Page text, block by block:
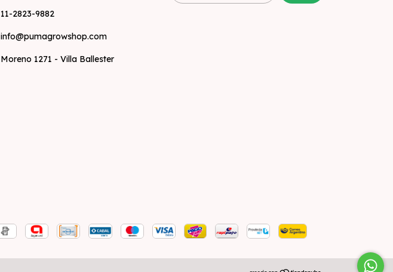
11-2823-9882
info@pumagrowshop.com
Moreno 1271 - Villa Ballester